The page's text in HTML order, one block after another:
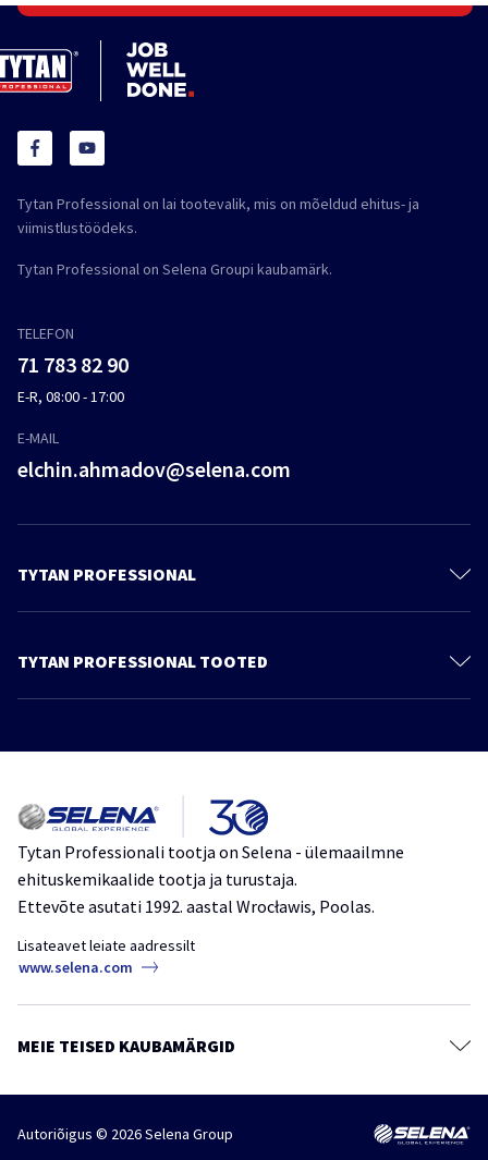
Tytan Professional on lai tootevalik, mis on mõeldud ehitus- ja
viimistlustöödeks.
Tytan Professional on Selena Groupi kaubamärk.
TELEFON
71 783 82 90
E-R, 08:00 - 17:00
E-MAIL
elchin.ahmadov@selena.com
TYTAN PROFESSIONAL
Meie kohta
Meie kohta
TYTAN PROFESSIONAL TOOTED
Tihendusmassid
Kattematerjalid
Teibid, kiled ja membraanid
Keemilised ankrud
Mördisegud
Kaitse- ja puhastusained
Tarvikud
Tytan Professionali tootja on Selena - ülemaailmne
ehituskemikaalide tootja ja turustaja.
Ettevõte asutati 1992. aastal Wrocławis, Poolas.
Lisateavet leiate aadressilt
www.selena.com
MEIE TEISED KAUBAMÄRGID
Autoriõigus © 2026 Selena Group